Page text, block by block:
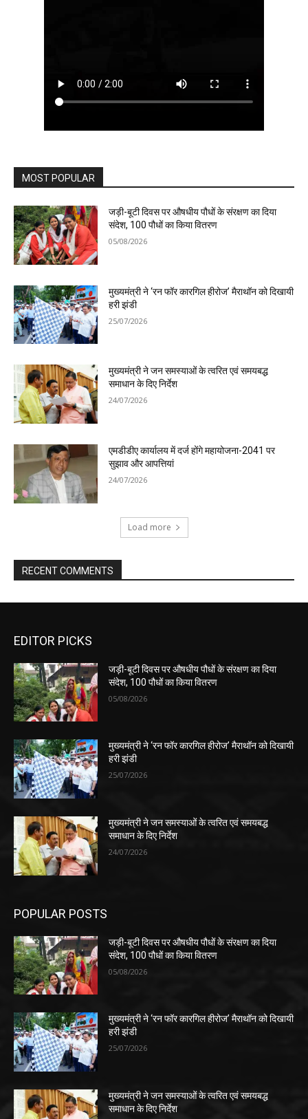
MOST POPULAR
जड़ी-बूटी दिवस पर औषधीय पौधों के संरक्षण का दिया
संदेश, 100 पौधों का किया वितरण
05/08/2026
मुख्यमंत्री ने ‘रन फॉर कारगिल हीरोज’ मैराथॉन को दिखायी
हरी झंडी
25/07/2026
मुख्यमंत्री ने जन समस्याओं के त्वरित एवं समयबद्ध
समाधान के दिए निर्देश
24/07/2026
एमडीडीए कार्यालय में दर्ज होंगे महायोजना-2041 पर
सुझाव और आपत्तियां
24/07/2026
Load more
RECENT COMMENTS
EDITOR PICKS
जड़ी-बूटी दिवस पर औषधीय पौधों के संरक्षण का दिया
संदेश, 100 पौधों का किया वितरण
05/08/2026
मुख्यमंत्री ने ‘रन फॉर कारगिल हीरोज’ मैराथॉन को दिखायी
हरी झंडी
25/07/2026
मुख्यमंत्री ने जन समस्याओं के त्वरित एवं समयबद्ध
समाधान के दिए निर्देश
24/07/2026
POPULAR POSTS
जड़ी-बूटी दिवस पर औषधीय पौधों के संरक्षण का दिया
संदेश, 100 पौधों का किया वितरण
05/08/2026
मुख्यमंत्री ने ‘रन फॉर कारगिल हीरोज’ मैराथॉन को दिखायी
हरी झंडी
25/07/2026
मुख्यमंत्री ने जन समस्याओं के त्वरित एवं समयबद्ध
समाधान के दिए निर्देश